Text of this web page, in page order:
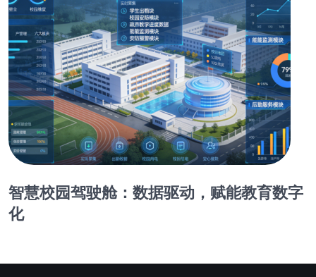
智慧校园驾驶舱：数据驱动，赋能教育数字
化